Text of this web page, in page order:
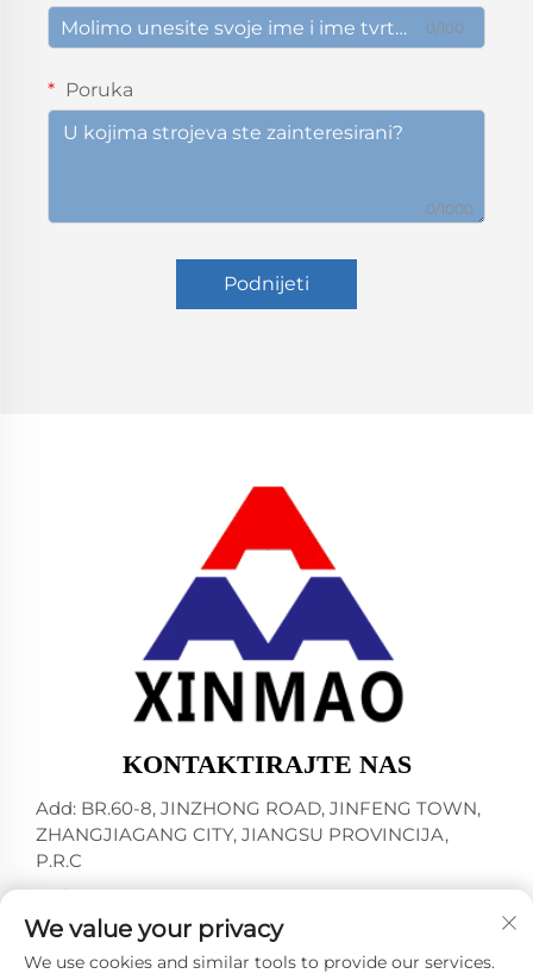
0/100
Poruka
0/1000
Podnijeti
KONTAKTIRAJTE NAS
Add: BR.60-8, JINZHONG ROAD, JINFENG TOWN,
ZHANGJIAGANG CITY, JIANGSU PROVINCIJA,
P.R.C
-Tel:+86-13145032343
E-mail:[email protected]
We value your privacy
We use cookies and similar tools to provide our services.